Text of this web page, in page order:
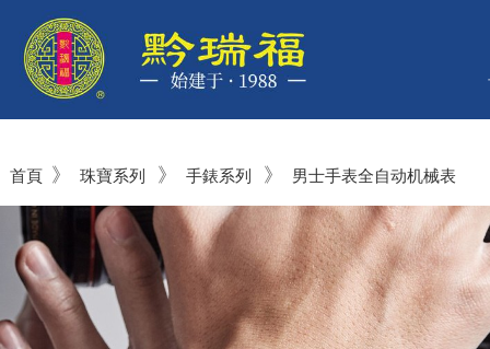
首頁 》 珠寶系列 》 手錶系列 》 男士手表全自动机械表